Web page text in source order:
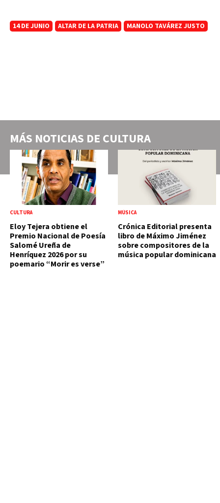
14 DE JUNIO ALTAR DE LA PATRIA MANOLO TAVÁREZ JUSTO
MÁS NOTICIAS DE CULTURA
CULTURA
Eloy Tejera obtiene el
Premio Nacional de Poesía
Salomé Ureña de
Henríquez 2026 por su
poemario “Morir es verse”
MÚSICA
Crónica Editorial presenta
libro de Máximo Jiménez
sobre compositores de la
música popular dominicana